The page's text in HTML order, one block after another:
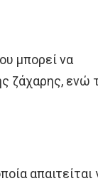
μπορεί να
ζάχαρης, ενώ
απαιτείται